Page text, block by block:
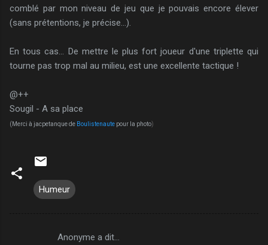
comblé par mon niveau de jeu que je pouvais encore élever
(sans prétentions, je précise...).
En tous cas... De mettre le plus fort joueur d'une triplette qui
tourne pas trop mal au milieu, est une excellente tactique !
@++
Sougil - A sa place
(Merci à jacpetanquede Boulistenaute pour la photo)
Humeur
Anonyme a dit…